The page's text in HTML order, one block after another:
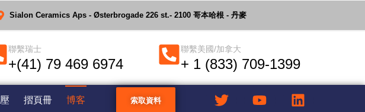
Sialon Ceramics Aps - Østerbrogade 226 st.- 2100 哥本哈根 - 丹麥
聯繫瑞士
+(41) 79 469 6974
聯繫美國/加拿大
+ 1 (833) 709-1399
壓 摺頁冊 博客 索取資料